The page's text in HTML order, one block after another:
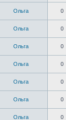
Ольга 0
Ольга 0
Ольга 0
Ольга 0
Ольга 0
Ольга 0
Ольга 0